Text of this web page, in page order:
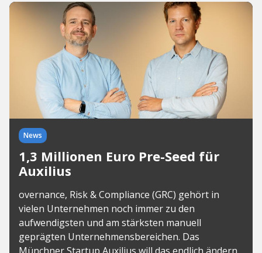
News
1,3 Millionen Euro Pre-Seed für
Auxilius
overnance, Risk & Compliance (GRC) gehört in
vielen Unternehmen noch immer zu den
aufwendigsten und am stärksten manuell
geprägten Unternehmensbereichen. Das